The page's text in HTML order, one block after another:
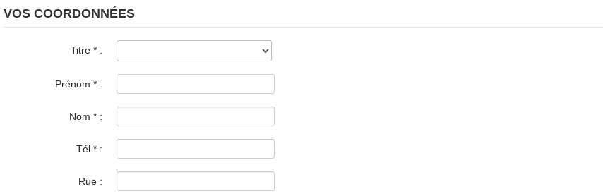
VOS COORDONNÉES
Titre * :
Prénom * :
Nom * :
Tél * :
Rue :